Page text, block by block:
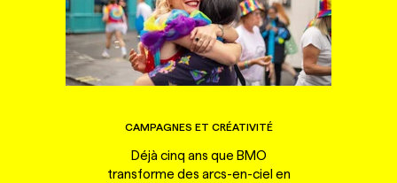
CAMPAGNES ET CRÉATIVITÉ
Déjà cinq ans que BMO
transforme des arcs-en-ciel en